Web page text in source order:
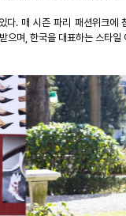
다. 매 시즌 파리 패션위크에
으며 한국을 대표하는 스타일